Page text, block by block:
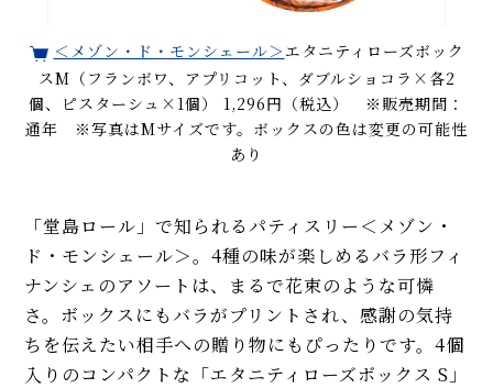
＜メゾン・ド・モンシェール＞エタニティローズボック
スM（フランボワ、アプリコット、ダブルショコラ×各2
個、ピスターシュ×1個） 1,296円（税込） ※販売期間：
通年 ※写真はMサイズです。ボックスの色は変更の可能性
あり
「堂島ロール」で知られるパティスリー＜メゾン・
ド・モンシェール＞。4種の味が楽しめるバラ形フィ
ナンシェのアソートは、まるで花束のような可憐
さ。ボックスにもバラがプリントされ、感謝の気持
ちを伝えたい相手への贈り物にもぴったりです。4個
入りのコンパクトな「エタニティローズボックス S」